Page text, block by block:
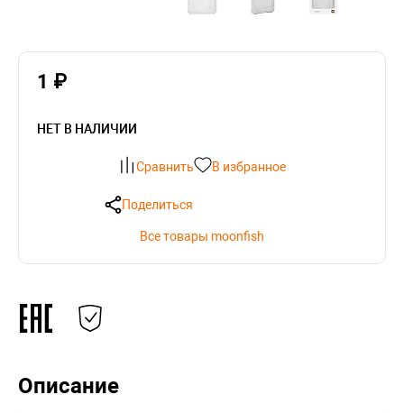
1 ₽
НЕТ В НАЛИЧИИ
Сравнить В избранное
Поделиться
Все товары moonfish
Описание